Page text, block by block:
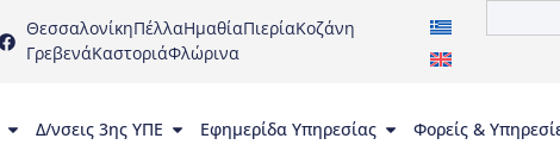
ΘεσσαλονίκηΠέλλαΗμαθίαΠιερίαΚοζάνη
ΓρεβενάΚαστοριάΦλώρινα
Δ/νσεις 3ης ΥΠΕ Εφημερίδα Υπηρεσίας Φορείς &